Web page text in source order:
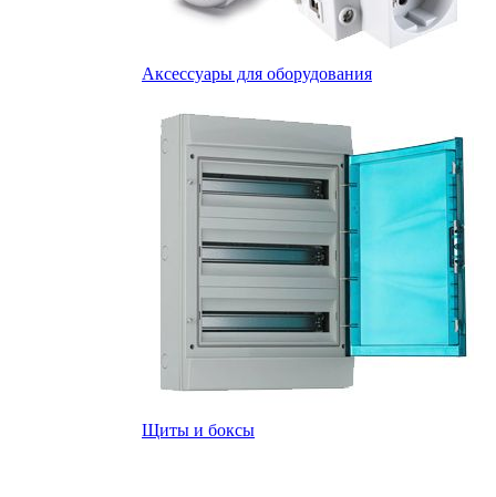
Аксессуары для оборудования
Щиты и боксы